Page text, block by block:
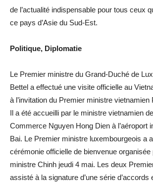
de l’actualité indispensable pour tous ceux
ce pays d’Asie du Sud-Est.
Politique, Diplomatie
Le Premier ministre du Grand-Duché de
Bettel a effectué une visite officielle au
à l’invitation du Premier ministre vietnamien
Il a été accueilli par le ministre vietnamien
Commerce Nguyen Hong Dien à l’aéroport
Bai. Le Premier ministre luxembourgeois a
cérémonie officielle de bienvenue
ministre Chinh jeudi 4 mai. Les deux
assisté à la signature d’une série d’accords